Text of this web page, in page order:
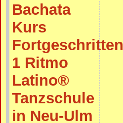
Bachata
Kurs
Fortgeschritten
1 Ritmo
Latino®
Tanzschule
in Neu-Ulm